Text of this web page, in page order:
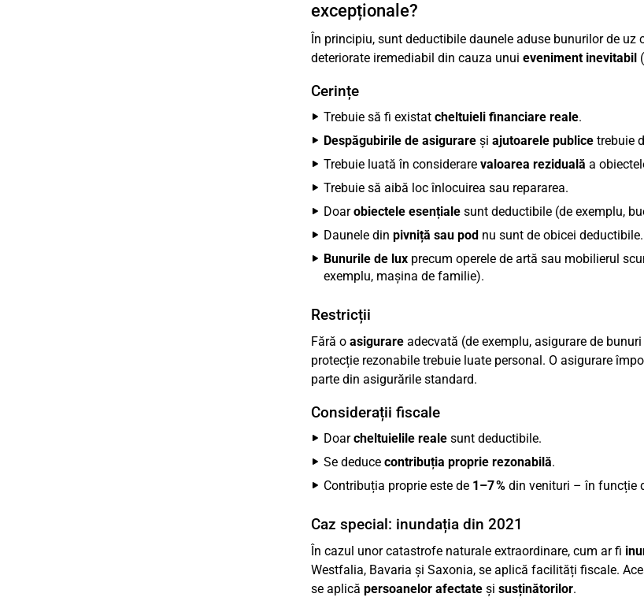
excepționale?
În principiu, sunt deductibile daunele aduse bunurilor de
deteriorate iremediabil din cauza unui eveniment inevitabil
Cerințe
Trebuie să fi existat cheltuieli financiare reale.
Despăgubirile de asigurareși ajutoarele publicetrebuie
Trebuie luată în considerare valoarea reziduală a
Trebuie să aibă loc înlocuirea sau repararea.
Doarobiectele esențialesunt deductibile (de exemplu,
Daunele din pivniță sau podnu sunt de obicei deductibile.
Bunurile de luxprecum operele de artă sau mobilierul
exemplu, mașina de familie).
Restricții
Fără o asigurareadecvată (de exemplu, asigurare de
protecție rezonabile trebuie luate personal. O asigurare
parte din asigurările standard.
Considerații fiscale
Doarcheltuielile realesunt deductibile.
Se deduce contribuția proprie rezonabilă.
Contribuția proprie este de 1–7 %din venituri – în funcție
Caz special: inundația din 2021
În cazul unor catastrofe naturale extraordinare, cum ar fi
Westfalia, Bavaria și Saxonia, se aplică facilități fiscale.
se aplică persoanelor afectateși susținătorilor.